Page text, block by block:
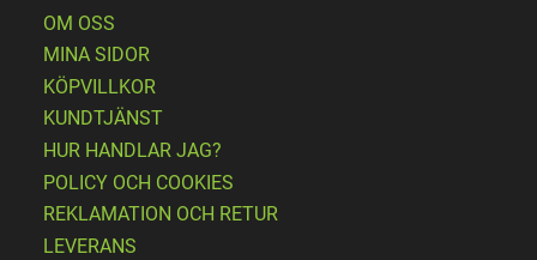
OM OSS
MINA SIDOR
KÖPVILLKOR
KUNDTJÄNST
HUR HANDLAR JAG?
POLICY OCH COOKIES
REKLAMATION OCH RETUR
LEVERANS